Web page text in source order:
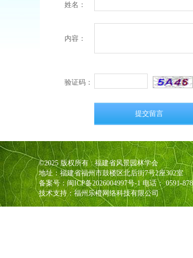
姓名：
内容：
验证码：
提交留言
©2025 版权所有 : 福建省风景园林学会
地址：福建省福州市鼓楼区北后街7号2座302室
备案号：闽ICP备2026004997号-1电话： 0591-
技术支持：福州乐橙网络科技有限公司